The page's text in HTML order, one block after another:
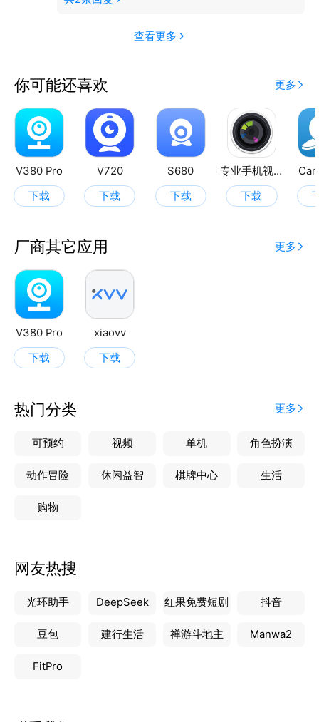
查看更多
你可能还喜欢 更多
V380 Pro
下载
V720
下载
S680
下载
专业手机视频监控
下载
厂商其它应用 更多
V380 Pro
下载
xiaovv
下载
热门分类 更多
可预约 视频 单机 角色扮演
动作冒险 休闲益智 棋牌中心 生活
购物
网友热搜
光环助手 DeepSeek 红果免费短剧 抖音
豆包 建行生活 禅游斗地主 Manwa2
FitPro